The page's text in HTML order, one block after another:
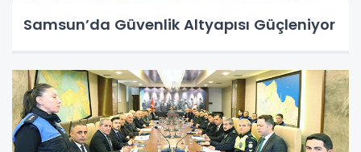
Samsun’da Güvenlik Altyapısı Güçleniyor